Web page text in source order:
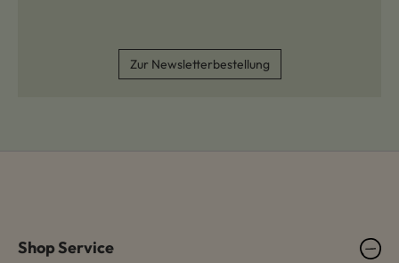
Zur Newsletterbestellung
Shop Service